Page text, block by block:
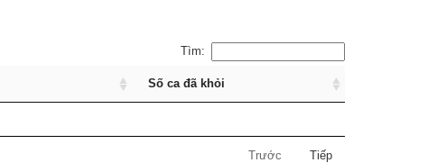
Tìm:
Số ca đã khỏi
Trước Tiếp